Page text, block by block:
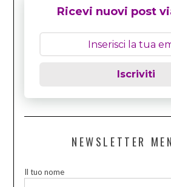
Ricevi nuovi post
Iscriviti
NEWSLETTER
Il tuo nome